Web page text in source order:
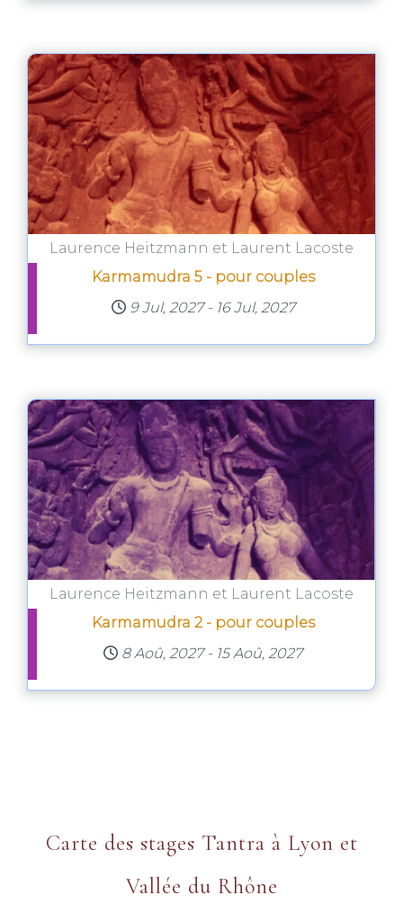
Laurence Heitzmann et Laurent Lacoste
Karmamudra 5 - pour couples
9 Jul, 2027 - 16 Jul, 2027
Laurence Heitzmann et Laurent Lacoste
Karmamudra 2 - pour couples
8 Aoû, 2027 - 15 Aoû, 2027
Carte des stages Tantra à Lyon et
Vallée du Rhône